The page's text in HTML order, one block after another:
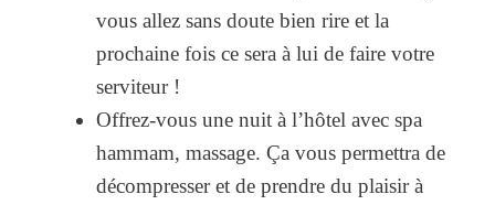
vous allez sans doute bien rire et la
prochaine fois ce sera à lui de faire votre
serviteur !
Offrez-vous une nuit à l’hôtel avec spa
hammam, massage. Ça vous permettra de
décompresser et de prendre du plaisir à